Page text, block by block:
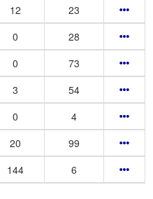
12
23
0
28
0
73
3
54
0
4
20
99
144 6